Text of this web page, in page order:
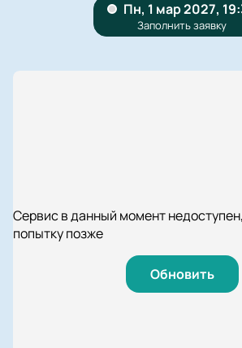
Сервис в данный момент
попытку позже
Обновить